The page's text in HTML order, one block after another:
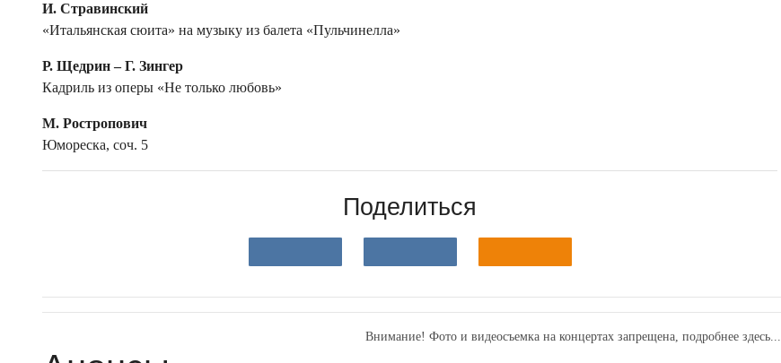
И. Стравинский
«Итальянская сюита» на музыку из балета «Пульчинелла»
Р. Щедрин – Г. Зингер
Кадриль из оперы «Не только любовь»
М. Ростропович
Юмореска, соч. 5
Поделиться
Внимание! Фото и видеосъемка на концертах запрещена,подробнее здесь...